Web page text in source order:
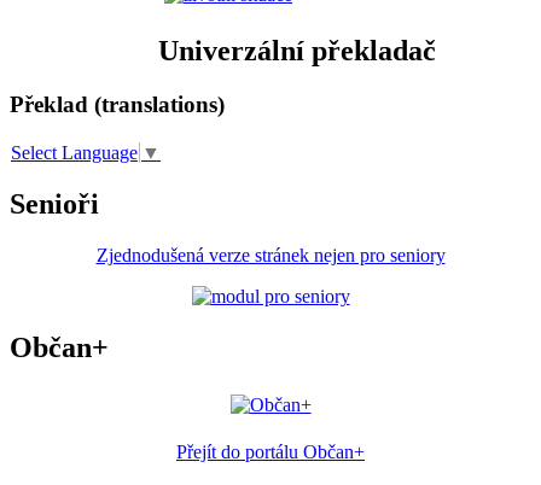
Univerzální překladač
Překlad (translations)
Select Language ▼
Senioři
Zjednodušená verze stránek nejen pro seniory
Občan+
Přejít do portálu Občan+